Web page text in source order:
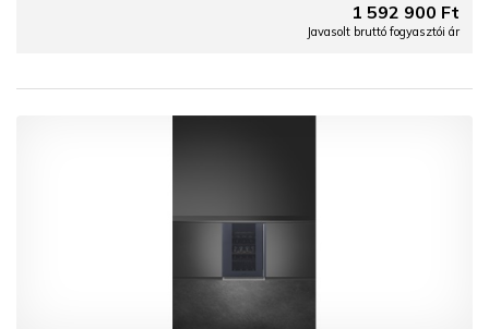
1 592 900 Ft
Javasolt bruttó fogyasztói ár